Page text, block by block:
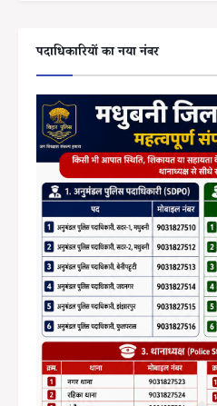
पदाधिकारियों का नया नंबर